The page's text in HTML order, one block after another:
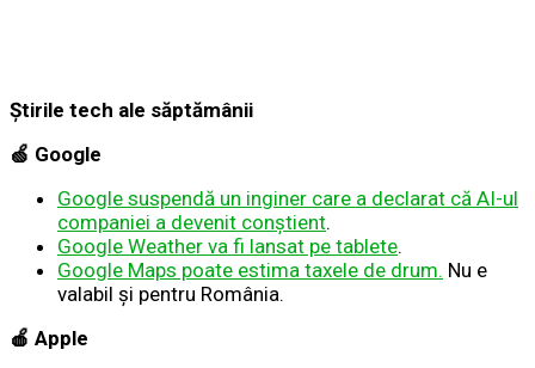
Știrile tech ale săptămânii
🍏 Google
Google suspendă un inginer care a declarat că AI-ul
companiei a devenit conștient.
Google Weather va fi lansat pe tablete.
Google Maps poate estima taxele de drum. Nu e
valabil și pentru România.
🍎 Apple